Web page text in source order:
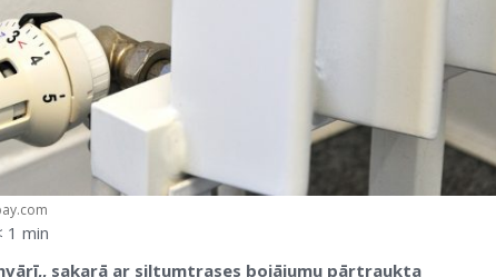
1 min
sakarā ar siltumtrases bojājumu pārtraukta